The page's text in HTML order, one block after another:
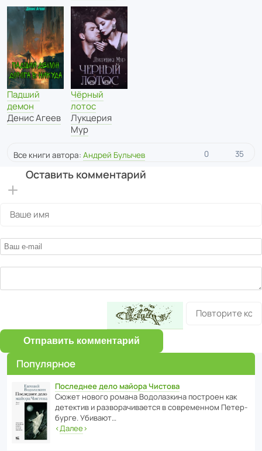
Падший
демон
Денис Агеев
Чёрный
лотос
Лукцерия
Мур
Все книги автора: Андрей Булычев 0 35
Оставить комментарий
Отправить комментарий
Популярное
Последнее дело майора Чистова
Сюжет нового романа Водо­ла­з­кина пост­роен как
дете­ктив и разво­ра­чи­ва­ется в совре­менном Пете­р­
бурге. Убивают…
‹Далее›